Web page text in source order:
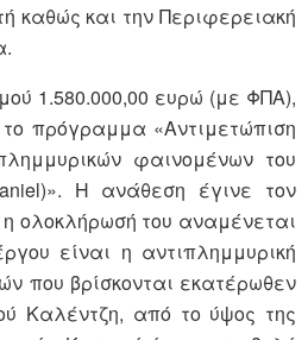
καθώς και την Περιφερειακή
1.580.000,00 ευρώ (με ΦΠΑ),
πρόγραμμα «Αντιμετώπιση
φαινομένων του
Η ανάθεση έγινε τον
η ολοκλήρωσή του αναμένεται
είναι η αντιπλημμυρική
που βρίσκονται εκατέρωθεν
Καλέντζη, από το ύψος της